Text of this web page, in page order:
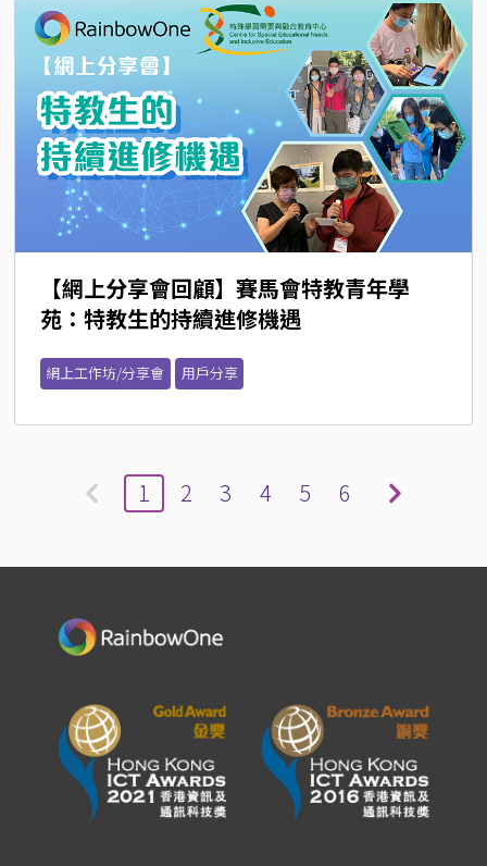
【網上分享會回顧】賽馬會特教青年學
苑：特教生的持續進修機遇
網上工作坊/分享會 用戶分享
1 2 3 4 5 6